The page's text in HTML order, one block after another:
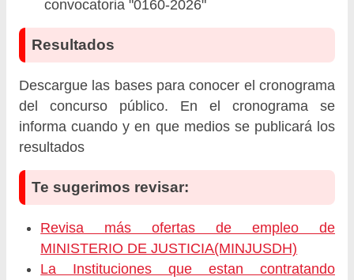
convocatoria "0160-2026"
Resultados
Descargue las bases para conocer el cronograma
del concurso público. En el cronograma se
informa cuando y en que medios se publicará los
resultados
Te sugerimos revisar:
Revisa más ofertas de empleo de
MINISTERIO DE JUSTICIA(MINJUSDH)
La Instituciones que estan contratando